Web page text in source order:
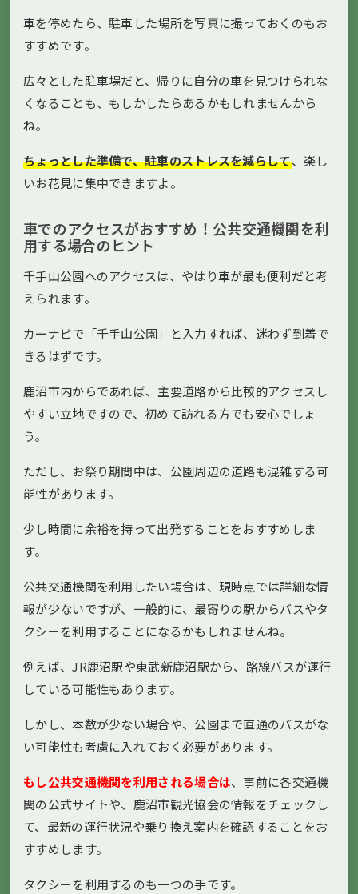
車を停めたら、駐車した場所を写真に撮っておくのもお
すすめです。
広々とした駐車場だと、帰りに自分の車を見つけられな
くなることも、もしかしたらあるかもしれませんから
ね。
ちょっとした準備で、駐車のストレスを減らして、楽し
いお花見に集中できますよ。
車でのアクセスがおすすめ！公共交通機関を利
用する場合のヒント
千手山公園へのアクセスは、やはり車が最も便利だと考
えられます。
カーナビで「千手山公園」と入力すれば、迷わず到着で
きるはずです。
鹿沼市内からであれば、主要道路から比較的アクセスし
やすい立地ですので、初めて訪れる方でも安心でしょ
う。
ただし、お祭り期間中は、公園周辺の道路も混雑する可
能性があります。
少し時間に余裕を持って出発することをおすすめしま
す。
公共交通機関を利用したい場合は、現時点では詳細な情
報が少ないですが、一般的に、最寄りの駅からバスやタ
クシーを利用することになるかもしれませんね。
例えば、JR鹿沼駅や東武新鹿沼駅から、路線バスが運行
している可能性もあります。
しかし、本数が少ない場合や、公園まで直通のバスがな
い可能性も考慮に入れておく必要があります。
もし公共交通機関を利用される場合は、事前に各交通機
関の公式サイトや、鹿沼市観光協会の情報をチェックし
て、最新の運行状況や乗り換え案内を確認することをお
すすめします。
タクシーを利用するのも一つの手です。